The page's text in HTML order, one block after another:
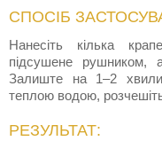
СПОСІБ
Нанесіть кілька
підсушене рушником,
Залиште на 1–2
теплою водою,
РЕЗУЛЬТАТ: